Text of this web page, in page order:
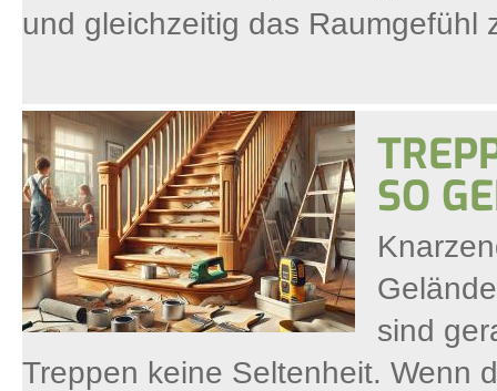
und gleichzeitig das Raumgefühl
SO
sind
Treppen keine Seltenheit. Wenn